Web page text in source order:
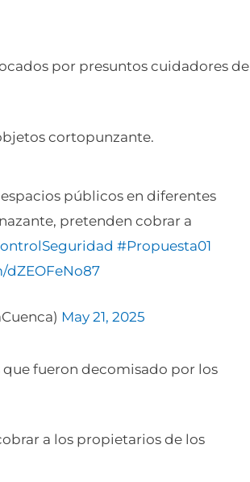
por presuntos cuidadores de
cortopunzante.
públicos en diferentes
pretenden cobrar a
#Propuesta01
May 21, 2025
que fueron decomisado por los
a los propietarios de los